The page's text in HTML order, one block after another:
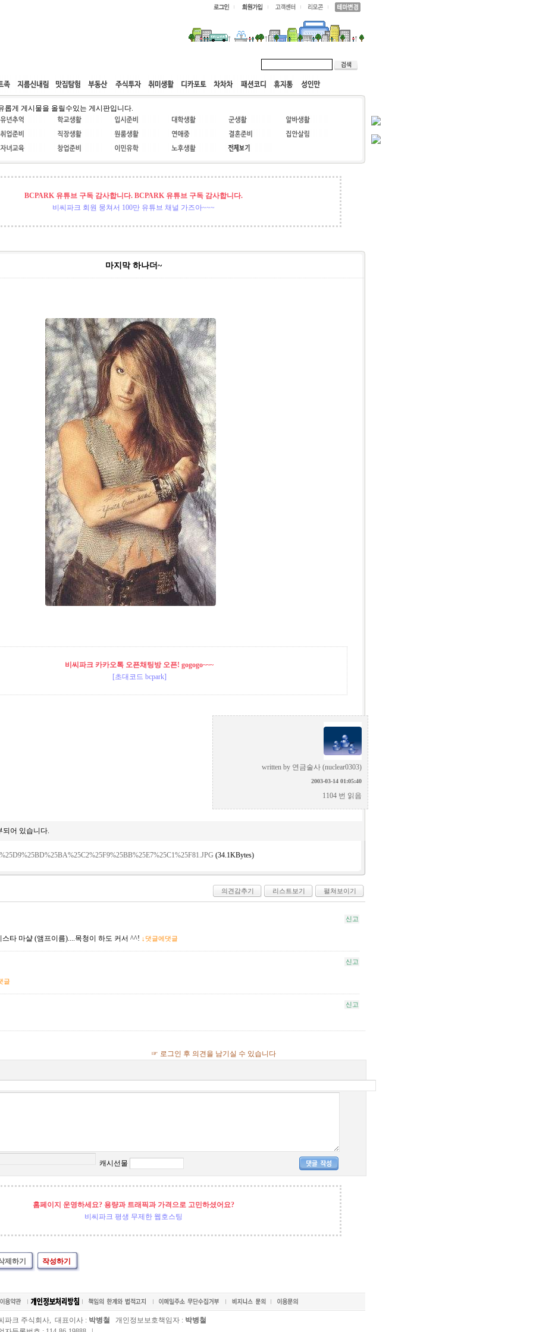
웹호스팅 공동구매 고객센터
롭게 게시물을 올릴수있는 게시판입니다.
BCPARK 유튜브 구독 감사합니다. BCPARK 유튜브 구독 감사합니다.
비씨파크 회원 뭉쳐서 100만 유튜브 채널 가즈아~~~
마지막 하나더~
비씨파크 카카오톡 오픈채팅방 오픈! gogogo~~~
[초대코드 bcpark]
written by 연금술사 (nuclear0303)
2003-03-14 01:05:40
1104 번 읽음
되어 있습니다.
(34.1KBytes)
의견감추기 리스트보기 펼쳐보이기
신고
타 마샬 (앰프이름)....목청이 하도 커서 ^^! ↓댓글에댓글
신고
글
신고
☞ 로그인 후 의견을 남기실 수 있습니다
캐시선물
홈페이지 운영하세요? 용량과 트래픽과 가격으로 고민하셨어요?
비씨파크 평생 무제한 웹호스팅
제하기 작성하기
파크 주식회사, 대표이사 : 박병철 개인정보보호책임자 : 박병철